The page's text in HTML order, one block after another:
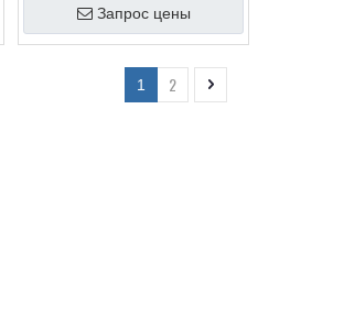
Запрос цены
1 2